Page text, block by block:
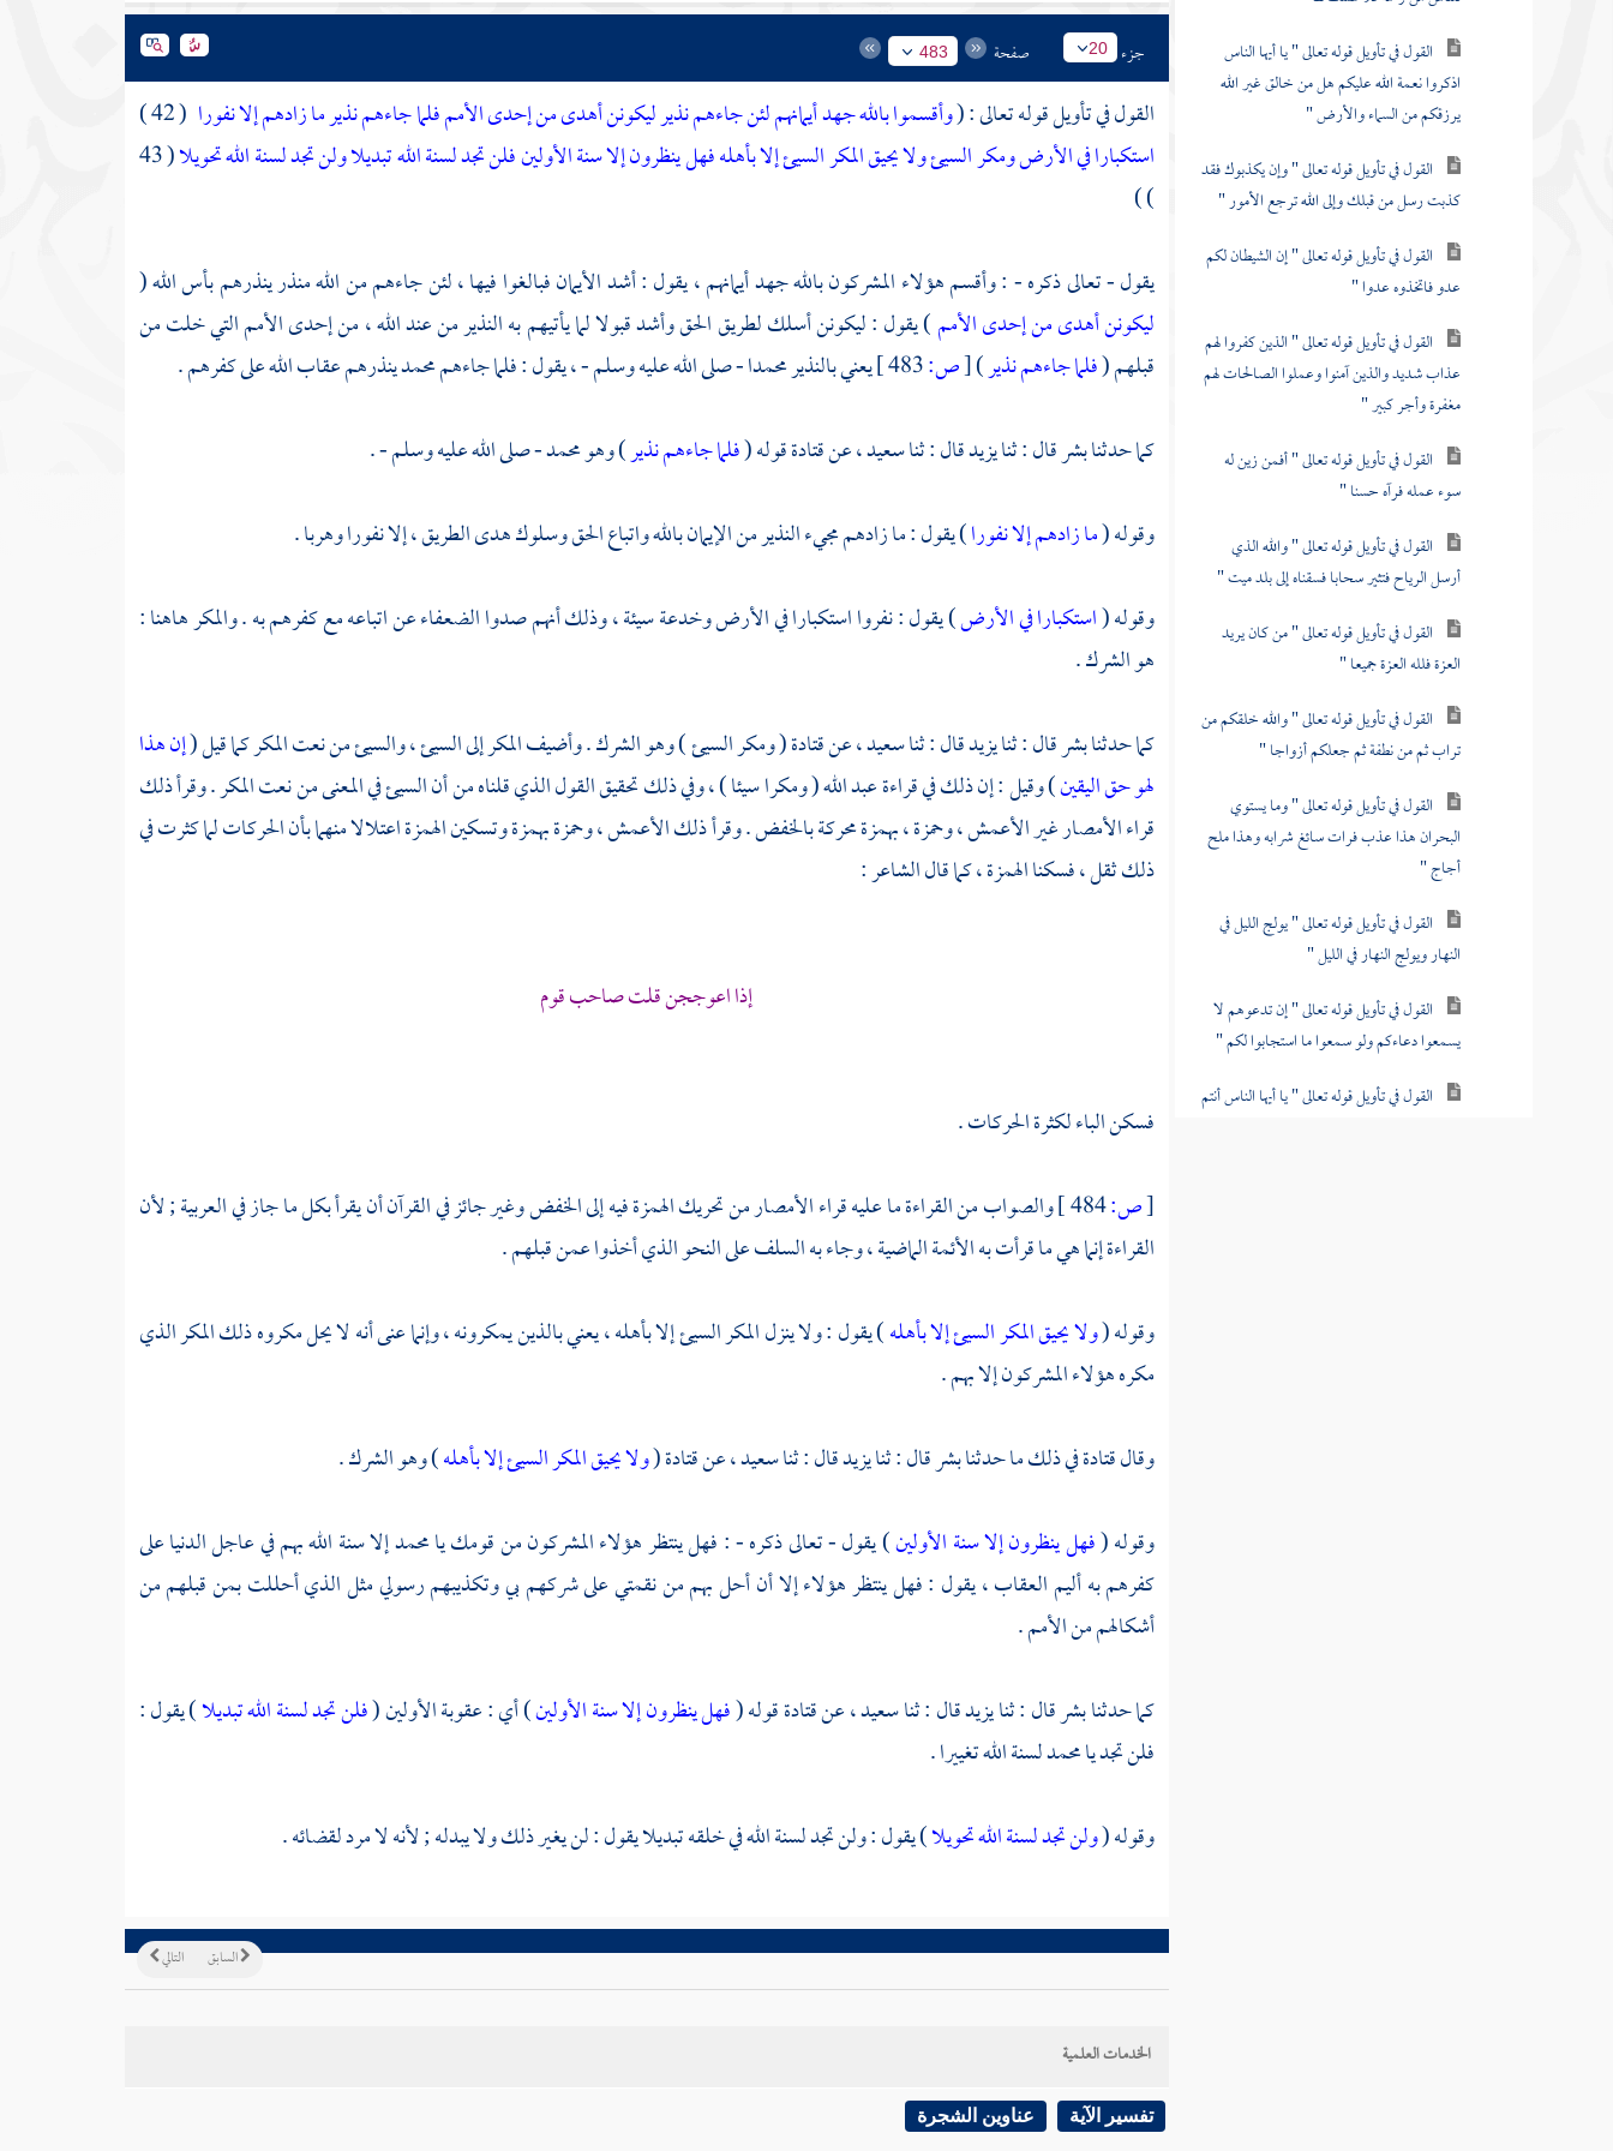
القول في تأويل قوله تعالى " يا أيها الناس
اذكروا نعمة الله عليكم هل من خالق غير الله
يرزقكم من السماء والأرض "
القول في تأويل قوله تعالى " وإن يكذبوك فقد
كذبت رسل من قبلك وإلى الله ترجع الأمور "
القول في تأويل قوله تعالى " إن الشيطان لكم
عدو فاتخذوه عدوا "
القول في تأويل قوله تعالى " الذين كفروا لهم
عذاب شديد والذين آمنوا وعملوا الصالحات لهم
مغفرة وأجر كبير "
القول في تأويل قوله تعالى " أفمن زين له
سوء عمله فرآه حسنا "
القول في تأويل قوله تعالى " والله الذي
أرسل الرياح فتثير سحابا فسقناه إلى بلد ميت "
القول في تأويل قوله تعالى " من كان يريد
العزة فلله العزة جميعا "
القول في تأويل قوله تعالى " والله خلقكم من
تراب ثم من نطفة ثم جعلكم أزواجا "
القول في تأويل قوله تعالى " وما يستوي
البحران هذا عذب فرات سائغ شرابه وهذا ملح
أجاج "
القول في تأويل قوله تعالى " يولج الليل في
النهار ويولج النهار في الليل "
القول في تأويل قوله تعالى " إن تدعوهم لا
يسمعوا دعاءكم ولو سمعوا ما استجابوا لكم "
القول في تأويل قوله تعالى " يا أيها الناس أنتم
جزء 20 صفحة 483
القول في تأويل قوله تعالى : (وأقسموا بالله جهد أيمانهم لئن جاءهم نذير ليكونن أهدى من إحدى الأمم فلما جاءهم نذير ما زادهم إلا نفورا ( 42 )
استكبارا في الأرض ومكر السيئ ولا يحيق المكر السيئ إلا بأهله فهل ينظرون إلا سنة الأولين فلن تجد لسنة الله تبديلا ولن تجد لسنة الله تحويلا ( 43
) )
يقول - تعالى ذكره - : وأقسم هؤلاء المشركون بالله جهد أيمانهم ، يقول : أشد الأيمان فبالغوا فيها ، لئن جاءهم من الله منذر ينذرهم بأس الله (
ليكونن أهدى من إحدى الأمم) يقول : ليكونن أسلك لطريق الحق وأشد قبولا لما يأتيهم به النذير من عند الله ، من إحدى الأمم التي خلت من
قبلهم (فلما جاءهم نذير)
[ص: يعني بالنذيرمحمدا- صلى الله عليه وسلم - ، يقول : فلما جاءهم محمد ينذرهم عقاب الله على كفرهم .
كما حدثنابشرقال : ثنايزيدقال : ثناسعيد ،عنقتادةقوله (فلما جاءهم نذير) وهومحمد- صلى الله عليه وسلم - .
وقوله (ما زادهم إلا نفورا) يقول : ما زادهم مجيء النذير من الإيمان بالله واتباع الحق وسلوك هدى الطريق ، إلا نفورا وهربا .
وقوله (استكبارا في الأرض) يقول : نفروا استكبارا في الأرض وخدعة سيئة ، وذلك أنهم صدوا الضعفاء عن اتباعه مع كفرهم به . والمكر هاهنا :
هو الشرك .
كما حدثنابشرقال : ثنايزيدقال : ثناسعيد ،عنقتادة( ومكر السيئ ) وهو الشرك . وأضيف المكر إلى السيئ ، والسيئ من نعت المكر كما قيل (إن هذا
لهو حق اليقين) وقيل : إن ذلك في قراءةعبد الله( ومكرا سيئا ) ، وفي ذلك تحقيق القول الذي قلناه من أن السيئ في المعنى من نعت المكر . وقرأ ذلك
قراء الأمصار غيرالأعمش ،وحمزة ،بهمزة محركة بالخفض . وقرأ ذلكالأعمش ،وحمزةبهمزة وتسكين الهمزة اعتلالا منهما بأن الحركات لما كثرت في
ذلك ثقل ، فسكنا الهمزة ، كما قال الشاعر :
إذا اعوججن قلت صاحب قوم
فسكن الباء لكثرة الحركات .
[ص:484 ]
والصواب من القراءة ما عليه قراء الأمصار من تحريك الهمزة فيه إلى الخفض وغير جائز في القرآن أن يقرأ بكل ما جاز في العربية ; لأن
القراءة إنما هي ما قرأت به الأئمة الماضية ، وجاء به السلف على النحو الذي أخذوا عمن قبلهم .
وقوله (ولا يحيق المكر السيئ إلا بأهله) يقول : ولا ينزل المكر السيئ إلا بأهله ، يعني بالذين يمكرونه ، وإنما عنى أنه لا يحل مكروه ذلك المكر الذي
مكره هؤلاء المشركون إلا بهم .
وقالقتادةفي ذلك ما حدثنابشرقال : ثنايزيدقال : ثناسعيد ،عنقتادة(ولا يحيق المكر السيئ إلا بأهله) وهو الشرك .
وقوله (فهل ينظرون إلا سنة الأولين) يقول - تعالى ذكره - : فهل ينتظر هؤلاء المشركون من قومك يامحمدإلا سنة الله بهم في عاجل الدنيا على
كفرهم به أليم العقاب ، يقول : فهل ينتظر هؤلاء إلا أن أحل بهم من نقمتي على شركهم بي وتكذيبهم رسولي مثل الذي أحللت بمن قبلهم من
أشكالهم من الأمم .
كما حدثنابشرقال : ثنايزيدقال : ثناسعيد ،عنقتادةقوله (فهل ينظرون إلا سنة الأولين) أي : عقوبة الأولين (فلن تجد لسنة الله تبديلا) يقول :
فلن تجد يامحمدلسنة الله تغييرا .
وقوله (ولن تجد لسنة الله تحويلا) يقول : ولن تجد لسنة الله في خلقه تبديلا يقول : لن يغير ذلك ولا يبدله ; لأنه لا مرد لقضائه .
التالي السابق
الخدمات العلمية
تفسير الآية عناوين الشجرة